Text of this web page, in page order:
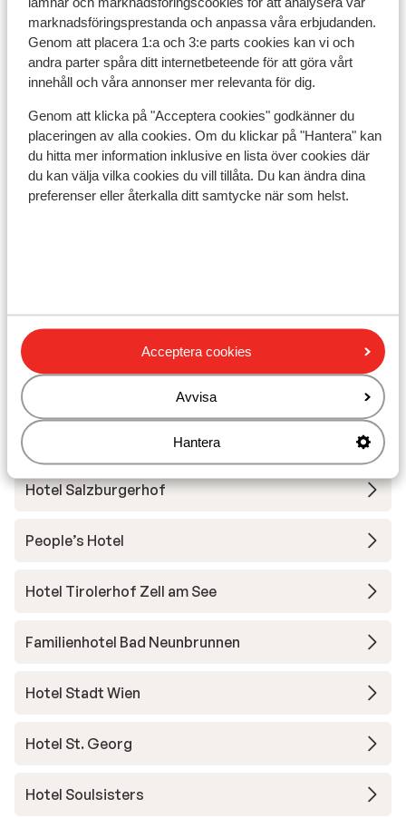
marknadsföringsprestanda och anpassa våra erbjudanden.
Genom att placera 1:a och 3:e parts cookies kan vi och
andra parter spåra ditt internetbeteende för att göra vårt
innehåll och våra annonser mer relevanta för dig.
Genom att klicka på "Acceptera cookies" godkänner du
placeringen av alla cookies. Om du klickar på "Hantera" kan
du hitta mer information inklusive en lista över cookies där
du kan välja vilka cookies du vill tillåta. Du kan ändra dina
preferenser eller återkalla ditt samtycke när som helst.
Acceptera cookies
Avvisa
Hantera
Avstånd till flygplats salzburg är ca 100 km
Avstånd till tågstation ca 500 m
Avstånd till uttagsautomat ca 100 m
Avstånd till skidbuss ca 50 m ( skidbuss är gratis
Avstånd till skidlift city express är ca 500 m
Närmaste butiker ca 50 m
Närmaste kiosk ca 250 m
Vid en järnväg
Skidskola
Andra boenden i Zell am See - Kaprun
Hotel Salzburgerhof
People’s Hotel
Hotel Tirolerhof Zell am See
Familienhotel Bad Neunbrunnen
Hotel Stadt Wien
Hotel St. Georg
Hotel Soulsisters